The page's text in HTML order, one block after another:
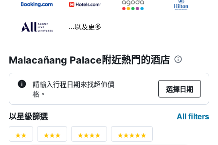
...以及更多
Malacañang Palace附近熱門的酒店
請輸入行程日期來找超值價
格。
選擇日期
以星級篩選 All filters